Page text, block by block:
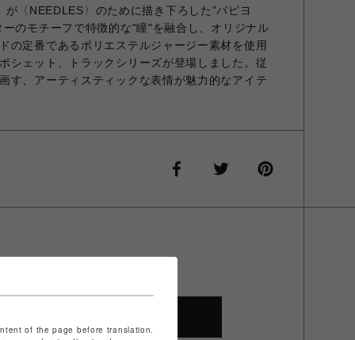
〈NEEDLES〉のために描き下ろした"パピヨ
のモチーフで特徴的な"瞳"を融合し、オリジナル
の定番であるポリエステルジャージー素材を使用
シェット、トラックシリーズが登場しました。従
す、アーティスティックな表情が魅力的なアイテ
of the page before translation.